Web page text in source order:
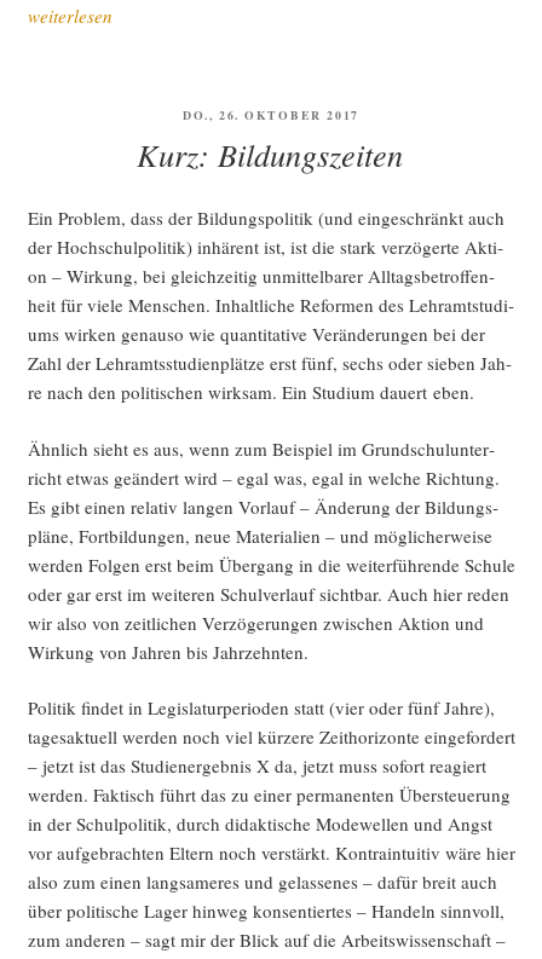
„Die
weiterlesen
VERÖFFENTLICHT
DO., 26. OKTOBER 2017
Kurz: Bildungszeiten
Ein Pro­blem, dass der Bil­dungs­po­li­tik (und ein­ge­schränkt auch
der Hoch­schul­po­li­tik) inhä­rent ist, ist die stark ver­zö­ger­te Akti­
on – Wir­kung, bei gleich­zei­tig unmit­tel­ba­rer All­tags­be­trof­fen­
heit für vie­le Men­schen. Inhalt­li­che Refor­men des Lehr­amtstu­di­
ums wir­ken genau­so wie quan­ti­ta­ti­ve Ver­än­de­run­gen bei der
Zahl der Lehr­amts­stu­di­en­plät­ze erst fünf, sechs oder sie­ben Jah­
re nach den poli­ti­schen wirk­sam. Ein Stu­di­um dau­ert eben.
Ähn­lich sieht es aus, wenn zum Bei­spiel im Grund­schul­un­ter­
richt etwas geän­dert wird – egal was, egal in wel­che Rich­tung.
Es gibt einen rela­tiv lan­gen Vor­lauf – Ände­rung der Bil­dungs­
plä­ne, Fort­bil­dun­gen, neue Mate­ria­li­en – und mög­li­cher­wei­se
wer­den Fol­gen erst beim Über­gang in die wei­ter­füh­ren­de Schu­le
oder gar erst im wei­te­ren Schul­ver­lauf sicht­bar. Auch hier reden
wir also von zeit­li­chen Ver­zö­ge­run­gen zwi­schen Akti­on und
Wir­kung von Jah­ren bis Jahrzehnten.
Poli­tik fin­det in Legis­la­tur­pe­ri­oden statt (vier oder fünf Jah­re),
tages­ak­tu­ell wer­den noch viel kür­ze­re Zeit­ho­ri­zon­te ein­ge­for­dert
– jetzt ist das Stu­di­en­ergeb­nis X da, jetzt muss sofort reagiert
wer­den. Fak­tisch führt das zu einer per­ma­nen­ten Über­steue­rung
in der Schul­po­li­tik, durch didak­ti­sche Mode­wel­len und Angst
vor auf­ge­brach­ten Eltern noch ver­stärkt. Kon­train­tui­tiv wäre hier
also zum einen lang­sa­me­res und gelas­se­nes – dafür breit auch
über poli­ti­sche Lager hin­weg kon­sen­tier­tes – Han­deln sinn­voll,
zum ande­ren – sagt mir der Blick auf die Arbeits­wis­sen­schaft –